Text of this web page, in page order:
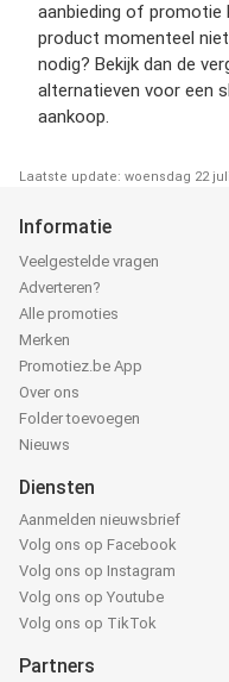
aanbieding of
product momenteel
nodig? Bekijk dan de
alternatieven voor een
aankoop.
Laatste update: woensdag 22
Informatie
Veelgestelde vragen
Adverteren?
Alle promoties
Merken
Promotiez.be App
Over ons
Folder toevoegen
Nieuws
Diensten
Aanmelden nieuwsbrief
Volg ons op Facebook
Volg ons op Instagram
Volg ons op Youtube
Volg ons op TikTok
Partners